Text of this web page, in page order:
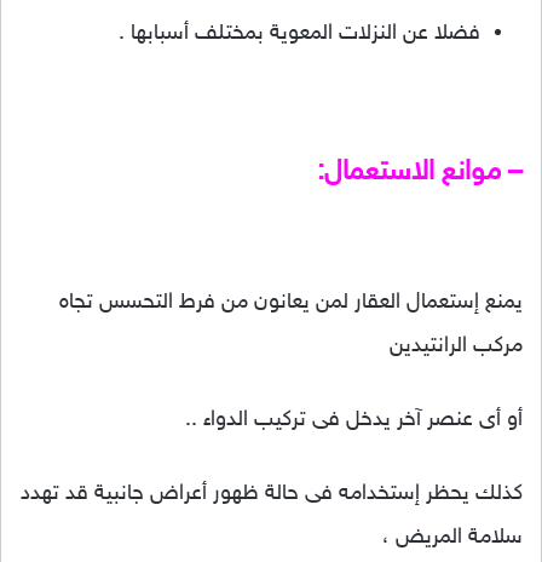
فضلا عن النزلات المعوية بمختلف أسبابها .
– موانع الاستعمال:
يمنع إستعمال العقار لمن يعانون من فرط التحسس تجاه
مركب الرانتيدين
أو أى عنصر آخر يدخل فى تركيب الدواء ..
كذلك يحظر إستخدامه فى حالة ظهور أعراض جانبية قد تهدد
سلامة المريض ،